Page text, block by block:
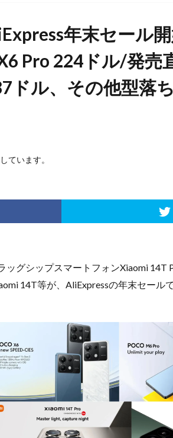
年末セール
Pro 224ドル/発売
ドル、その他型落
ています。
ッグシップスマートフォンXiaomi 14T
14T等が、AliExpressの年末セール